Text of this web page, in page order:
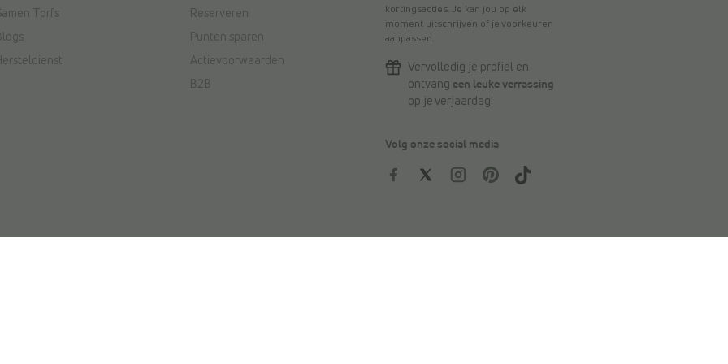
Torfs Reserveren
Punten sparen
Actievoorwaarden
B2B
kortingsacties. Je kan jou op elk
moment uitschrijven of je voorkeuren
aanpassen.
Vervolledig je profiel en
ontvang een leuke verrassing
op je verjaardag!
Volg onze social media